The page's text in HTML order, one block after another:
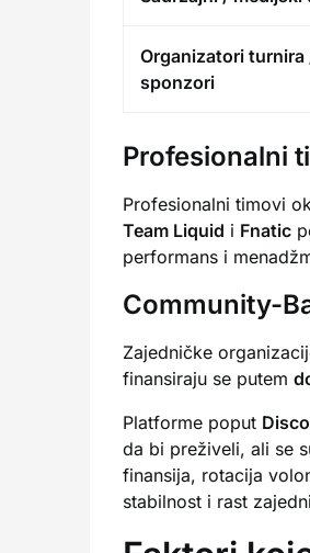
Organizatori turnira
sponzori
Profesionalni
Profesionalni timovi
Team Liquid i Fnatic
performans i
Community-
Zajedničke
finansiraju se putem
Platforme poput
da bi preživeli, ali se
finansija, rotacija
stabilnost i rast